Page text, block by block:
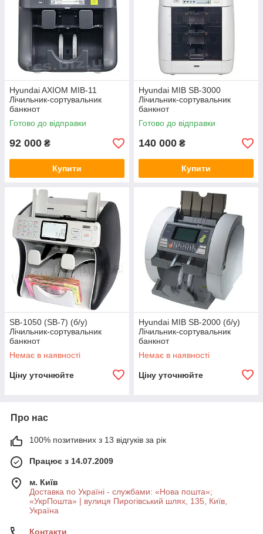
Hyundai AXIOM MIB-11
Лічильник-сортувальник
банкнот
Готово до відправки
92 000 ₴
Купити
Hyundai MIB SB-3000
Лічильник-сортувальник
банкнот
Готово до відправки
140 000 ₴
Купити
SB-1050 (SB-7) (б/у)
Лічильник-сортувальник
банкнот
Немає в наявності
Ціну уточнюйте
Hyundai MIB SB-2000 (б/у)
Лічильник-сортувальник
банкнот
Немає в наявності
Ціну уточнюйте
Про нас
100% позитивних з 13 відгуків за рік
Працює з 14.07.2009
м. Київ
Доставка по Україні - службами: «Нова пошта»;
«УкрПошта» | вулиця Пирогівський шлях, 135, Київ,
Україна
Контакти